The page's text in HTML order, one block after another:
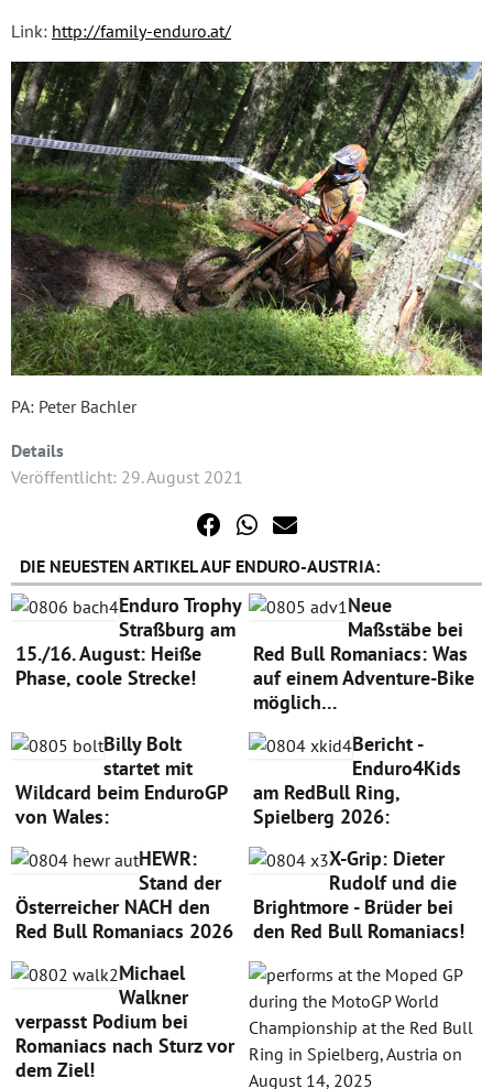
Link: http://family-enduro.at/
PA: Peter Bachler
Details
Veröffentlicht: 29. August 2021
DIE NEUESTEN ARTIKEL AUF ENDURO-AUSTRIA:
Enduro Trophy
Straßburg am
15./16. August: Heiße
Phase, coole Strecke!
Neue
Maßstäbe bei
Red Bull Romaniacs: Was
auf einem Adventure-Bike
möglich…
Billy Bolt
startet mit
Wildcard beim EnduroGP
von Wales:
Bericht -
Enduro4Kids
am RedBull Ring,
Spielberg 2026:
HEWR:
Stand der
Österreicher NACH den
Red Bull Romaniacs 2026
X-Grip: Dieter
Rudolf und die
Brightmore - Brüder bei
den Red Bull Romaniacs!
Michael
Walkner
verpasst Podium bei
Romaniacs nach Sturz vor
dem Ziel!